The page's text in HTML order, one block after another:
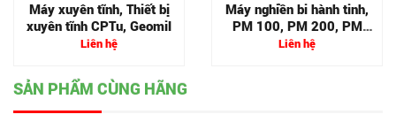
Máy xuyên tĩnh, Thiết bị
xuyên tĩnh CPTu, Geomil
Liên hệ
Máy nghiền bi hành tinh,
PM 100, PM 200, PM
400
Liên hệ
SẢN PHẨM CÙNG HÃNG